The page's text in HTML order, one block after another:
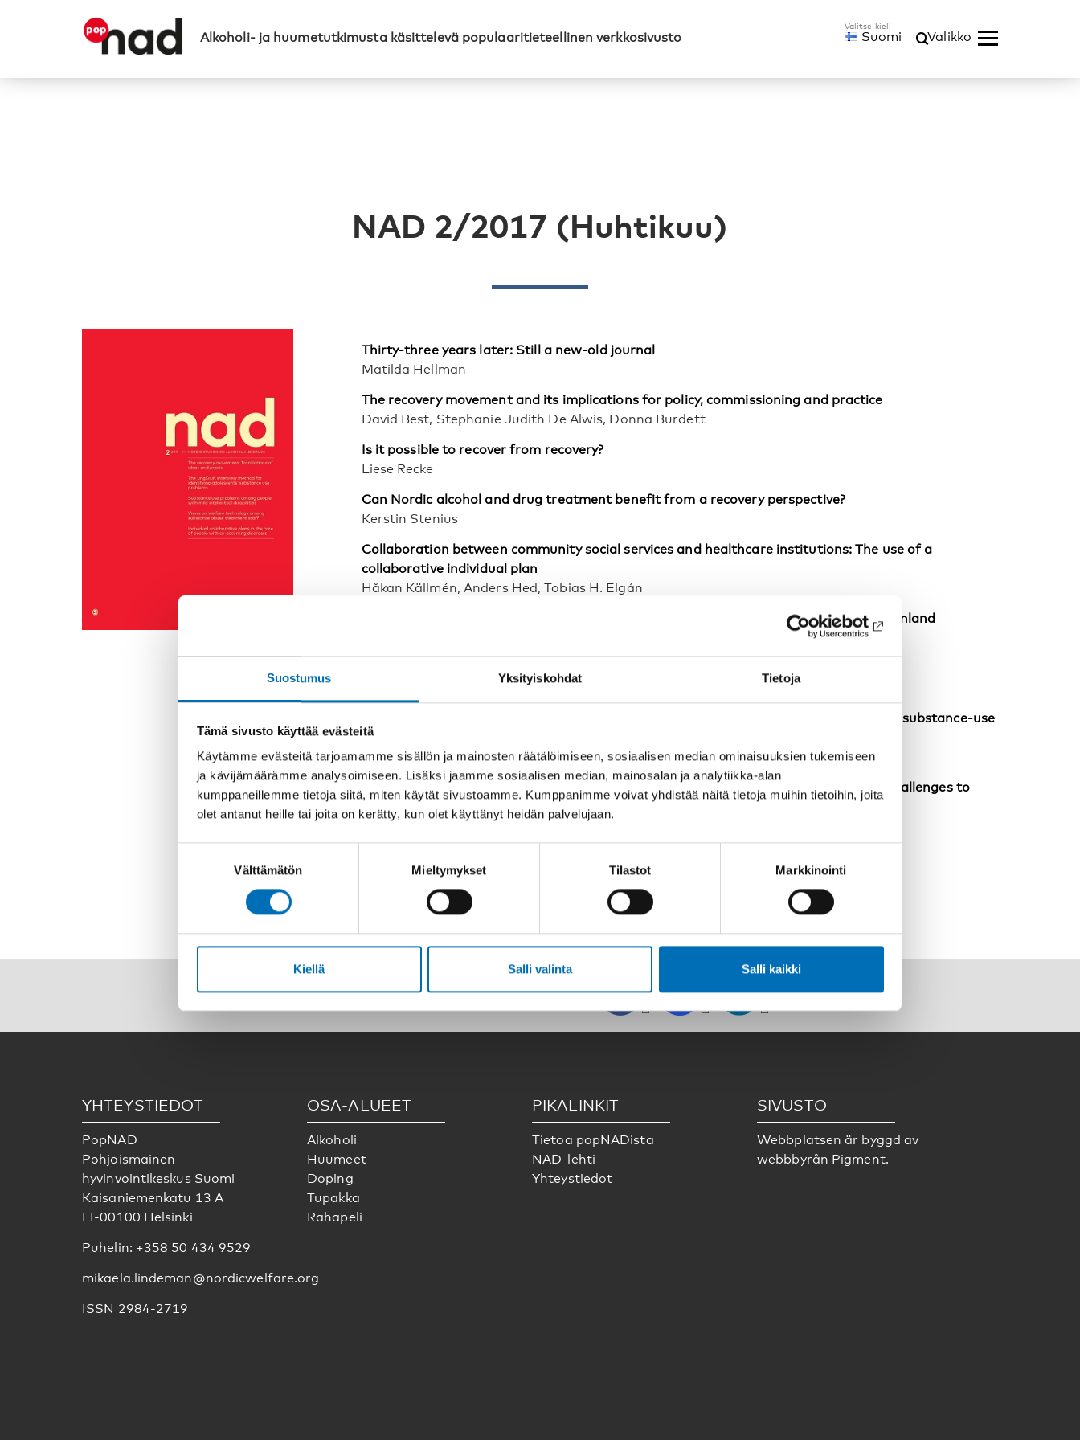
Suostumus Yksityiskohdat Tietoja
Tämä sivusto käyttää evästeitä
Käytämme evästeitä tarjoamamme sisällön ja mainosten räätälöimiseen, sosiaalisen median ominaisuuksien tukemiseen
ja kävijämäärämme analysoimiseen. Lisäksi jaamme sosiaalisen median, mainosalan ja analytiikka-alan
kumppaneillemme tietoja siitä, miten käytät sivustoamme. Kumppanimme voivat yhdistää näitä tietoja muihin tietoihin, joita
olet antanut heille tai joita on kerätty, kun olet käyttänyt heidän palvelujaan.
Välttämätön Mieltymykset Tilastot Markkinointi
Kiellä Salli valinta Salli kaikki
Alkoholi- ja huumetutkimusta käsittelevä populaaritieteellinen verkkosivusto Suomi Valikko
NAD 2/2017 (Huhtikuu)
Thirty-three years later: Still a new-old journal
Matilda Hellman
The recovery movement and its implications for policy, commissioning and practice
David Best, Stephanie Judith De Alwis, Donna Burdett
Is it possible to recover from recovery?
Liese Recke
Can Nordic alcohol and drug treatment benefit from a recovery perspective?
Kerstin Stenius
Collaboration between community social services and healthcare institutions: The use of a
collaborative individual plan
Håkan Källmén, Anders Hed, Tobias H. Elgán
Employees’ attitudes towards welfare technology in substance abuse treatment in Finland
Psychometric properties of the UngDOK: A structured interview for adolescents with substance-use
problems
Mikael Dahlberg, Mats Anderberg, Peter Wennberg
Substance use problems among people with mild/borderline intellectual disability: Challenges to
mainstream multidisciplinary specialist substance treatment in Norway
Anne Juberg, Monica Røstad, Erik Søndenaa
Seuraa meitä sosiaalisessa mediassa:
YHTEYSTIEDOT
PopNAD
Pohjoismainen
hyvinvointikeskus Suomi
Kaisaniemenkatu 13 A
FI-00100 Helsinki
Puhelin: +358 50 434 9529
mikaela.lindeman@nordicwelfare.org
ISSN 2984-2719
OSA-ALUEET
Alkoholi
Huumeet
Doping
Tupakka
Rahapeli
PIKALINKIT
Tietoa popNADista
NAD-lehti
Yhteystiedot
SIVUSTO
Webbplatsen är byggd av
webbbyrån Pigment.